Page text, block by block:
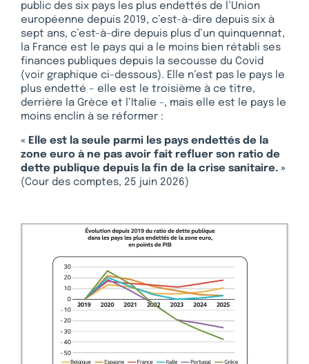
public des six pays les plus endettés de l’Union
européenne depuis 2019, c’est-à-dire depuis six à
sept ans, c’est-à-dire depuis plus d’un quinquennat,
la France est le pays qui a le moins bien rétabli ses
finances publiques depuis la secousse du Covid
(voir graphique ci-dessous). Elle n’est pas le pays le
plus endetté – elle est le troisième à ce titre,
derrière la Grèce et l’Italie -, mais elle est le pays le
moins enclin à se réformer :
« Elle est la seule parmi les pays endettés de la
zone euro à ne pas avoir fait refluer son ratio de
dette publique depuis la fin de la crise sanitaire. »
(Cour des comptes, 25 juin 2026)